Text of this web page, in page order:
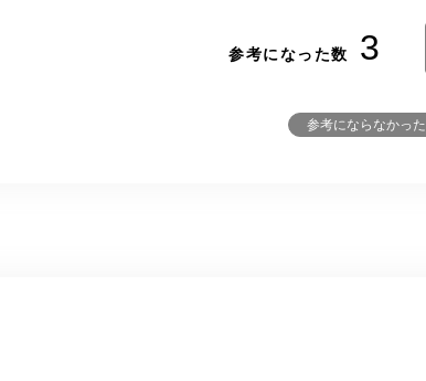
参考になった数 3
参考にならなかった